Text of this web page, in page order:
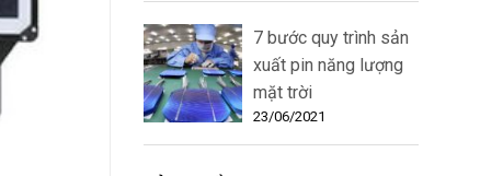
7 bước quy trình sản
xuất pin năng lượng
mặt trời
23/06/2021